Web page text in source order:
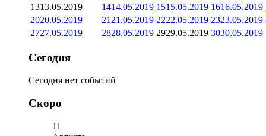
1313.05.2019 1414.05.2019 1515.05.2019 1616.05.2019
2020.05.2019 21 21.05.2019 2222.05.2019 2323.05.2019
2727.05.2019 2828.05.2019 2929.05.2019 3030.05.2019
Сегодня
Сегодня нет событий
Скоро
11